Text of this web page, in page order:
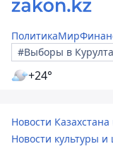
ПолитикаМир
#Выборы в
+24°
Новости
Новости культуры и